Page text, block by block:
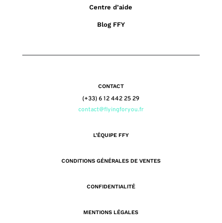
Centre d’aide
Blog FFY
CONTACT
(+33) 6 12 442 25 29
contact@flyingforyou.fr
L’ÉQUIPE FFY
CONDITIONS GÉNÉRALES DE VENTES
CONFIDENTIALITÉ
MENTIONS LÉGALES